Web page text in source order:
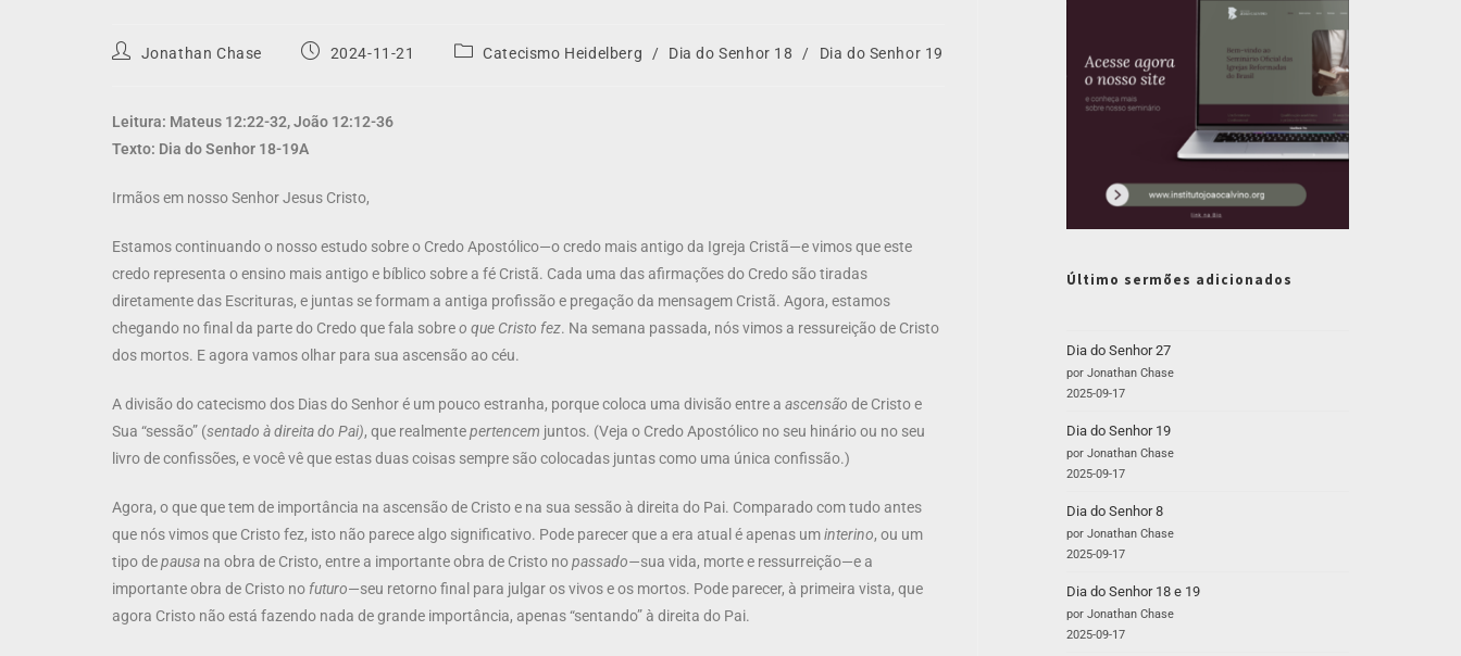
Jonathan Chase 2024-11-21 Catecismo Heidelberg / Dia do Senhor 18 / Dia do Senhor 19
Leitura: Mateus 12:22-32, João 12:12-36
Texto: Dia do Senhor 18-19A
Irmãos em nosso Senhor Jesus Cristo,
Estamos continuando o nosso estudo sobre o Credo Apostólico—o credo mais antigo da Igreja Cristã—e vimos que este
credo representa o ensino mais antigo e bíblico sobre a fé Cristã. Cada uma das afirmações do Credo são tiradas
diretamente das Escrituras, e juntas se formam a antiga profissão e pregação da mensagem Cristã. Agora, estamos
chegando no final da parte do Credo que fala sobreo que Cristo fez. Na semana passada, nós vimos a ressureição de Cristo
dos mortos. E agora vamos olhar para sua ascensão ao céu.
A divisão do catecismo dos Dias do Senhor é um pouco estranha, porque coloca uma divisão entre a ascensão de Cristo e
Sua “sessão” (sentado à direita do Pai), que realmentepertencem juntos. (Veja o Credo Apostólico no seu hinário ou no seu
livro de confissões, e você vê que estas duas coisas sempre são colocadas juntas como uma única confissão.)
Agora, o que que tem de importância na ascensão de Cristo e na sua sessão à direita do Pai. Comparado com tudo antes
que nós vimos que Cristo fez, isto não parece algo significativo. Pode parecer que a era atual é apenas uminterino, ou um
tipo depausa na obra de Cristo, entre a importante obra de Cristo nopassado—sua vida, morte e ressurreição—e a
importante obra de Cristo no futuro—seu retorno final para julgar os vivos e os mortos. Pode parecer, à primeira vista, que
agora Cristo não está fazendo nada de grande importância, apenas “sentando” à direita do Pai.
Último sermões adicionados
Dia do Senhor 27
por Jonathan Chase
2025-09-17
Dia do Senhor 19
por Jonathan Chase
2025-09-17
Dia do Senhor 8
por Jonathan Chase
2025-09-17
Dia do Senhor 18 e 19
por Jonathan Chase
2025-09-17